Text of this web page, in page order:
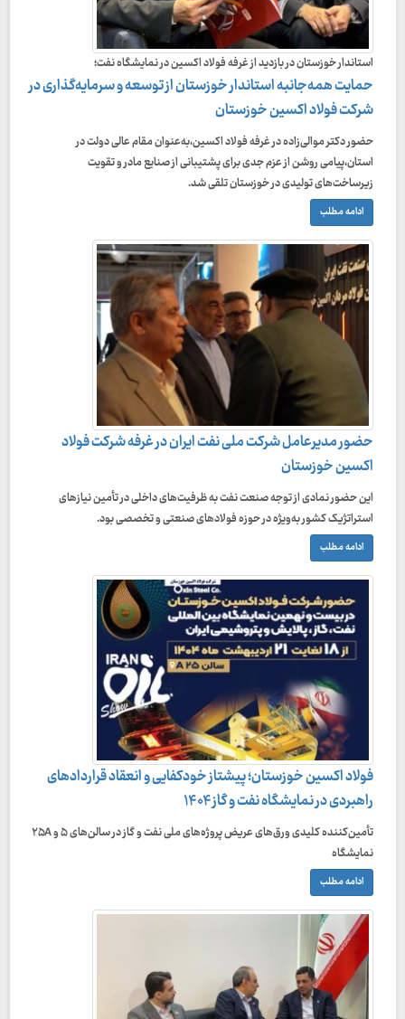
استاندار خوزستان در بازدید از غرفه فولاد اکسین در نمایشگاه نفت؛
حمایت همه‌جانبه استاندار خوزستان از توسعه و سرمایه‌گذاری در
شرکت فولاد اکسین خوزستان
حضور دکتر موالی‌زاده در غرفه فولاد اکسین،به‌عنوان مقام عالی دولت در
استان،پیامی روشن از عزم جدی برای پشتیبانی از صنایع مادر و تقویت
زیرساخت‌های تولیدی در خوزستان تلقی شد.
ادامه مطلب
حضور مدیرعامل شرکت ملی نفت ایران در غرفه شرکت فولاد
اکسین خوزستان
این حضور نمادی از توجه صنعت نفت به ظرفیت‌های داخلی در تأمین نیازهای
استراتژیک کشور به‌ویژه در حوزه فولادهای صنعتی و تخصصی بود.
ادامه مطلب
فولاد اکسین خوزستان؛ پیشتاز خودکفایی و انعقاد قراردادهای
راهبردی در نمایشگاه نفت و گاز ۱۴۰۴
تأمین‌کننده کلیدی ورق‌های عریض پروژه‌های ملی نفت و گاز در سالن‌های ۵ و ۲۵A
نمایشگاه
ادامه مطلب